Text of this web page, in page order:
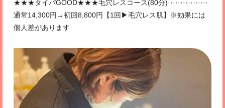
★★★タイパGOOD★★★毛穴レスコース(80分)················
通常14,300円→初回8,800円【1回▶毛穴レス肌】※効果には
個人差があります